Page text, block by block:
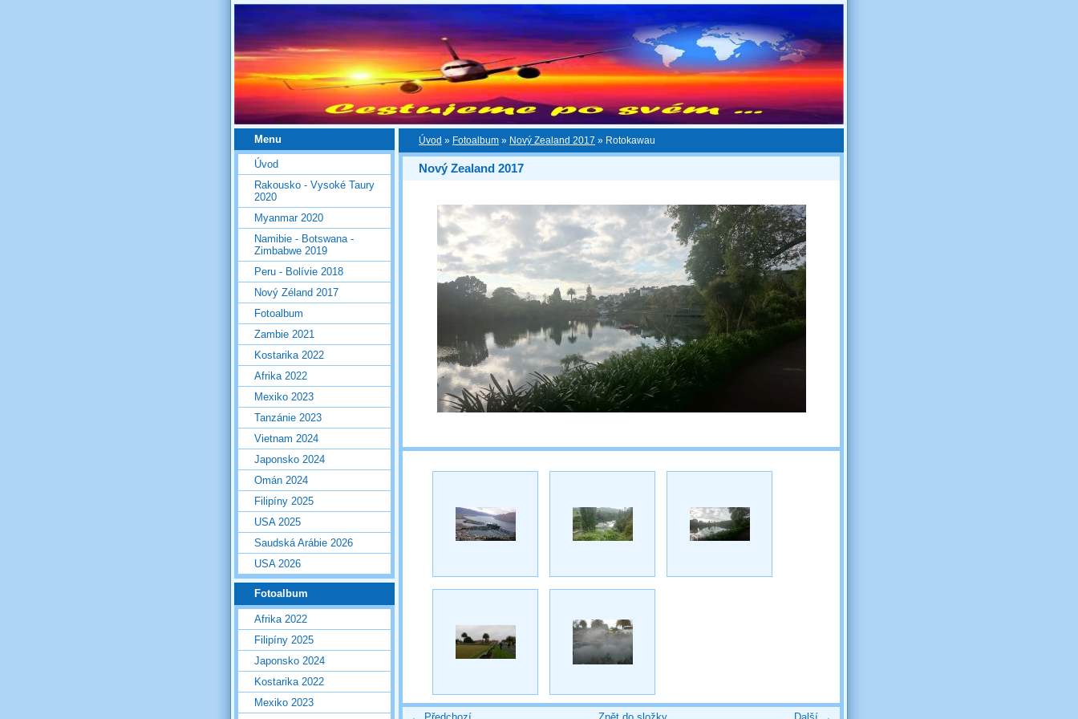
Úvod » Fotoalbum » Nový Zealand 2017 » Rotokawau
Nový Zealand 2017
Menu
Úvod
Rakousko - Vysoké Taury
2020
Myanmar 2020
Namibie - Botswana -
Zimbabwe 2019
Peru - Bolívie 2018
Nový Zéland 2017
Fotoalbum
Zambie 2021
Kostarika 2022
Afrika 2022
Mexiko 2023
Tanzánie 2023
Vietnam 2024
Japonsko 2024
Omán 2024
Filipíny 2025
USA 2025
Saudská Arábie 2026
USA 2026
Fotoalbum
Afrika 2022
Filipíny 2025
Japonsko 2024
Kostarika 2022
Mexiko 2023